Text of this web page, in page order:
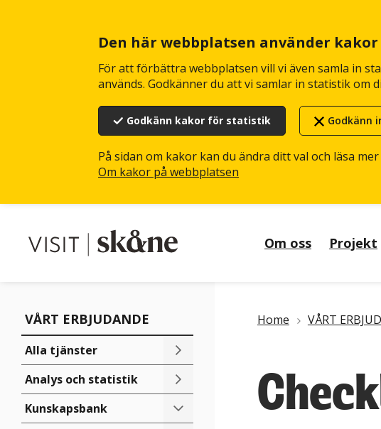
Den här webbplatsen använder kakor
För att förbättra webbplatsen vill vi även samla in
används. Godkänner du att vi samlar in statistik om
Godkänn kakor för statistik Godkänn
På sidan om kakor kan du ändra ditt val och läsa
Om kakor på webbplatsen
Om oss Projekt
VÅRT ERBJUDANDE
Alla tjänster
Analys och statistik
Kunskapsbank
Länkstig
Home VÅRT